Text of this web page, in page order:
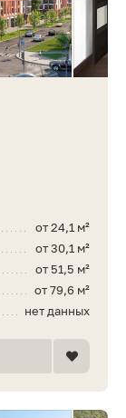
от 24,1 м²
от 30,1 м²
от 51,5 м²
от 79,6 м²
нет данных